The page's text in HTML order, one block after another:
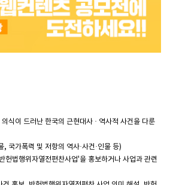
의식이 드러난 한국의 근현대사 · 역사적 사건을 다룬
, 국가폭력 및 저항의 역사·사건·인물 등)
헌법행위자열전편찬사업'을 홍보하거나 사업과 관련